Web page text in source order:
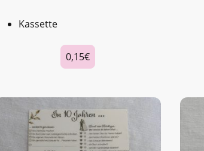
Kassette
0,15€